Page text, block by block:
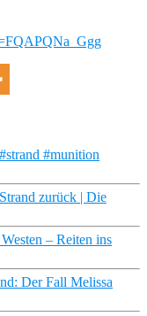
#munition
zurück | Die
– Reiten ins
Der Fall Melissa